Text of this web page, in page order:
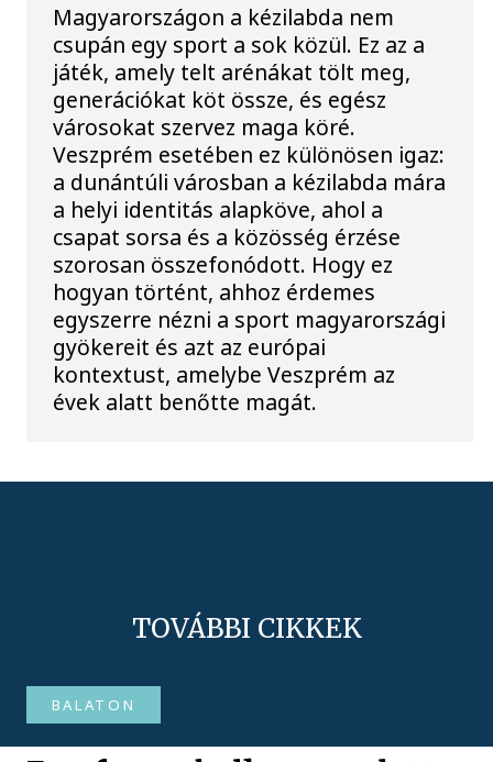
Magyarországon a kézilabda nem
csupán egy sport a sok közül. Ez az a
játék, amely telt arénákat tölt meg,
generációkat köt össze, és egész
városokat szervez maga köré.
Veszprém esetében ez különösen igaz:
a dunántúli városban a kézilabda mára
a helyi identitás alapköve, ahol a
csapat sorsa és a közösség érzése
szorosan összefonódott. Hogy ez
hogyan történt, ahhoz érdemes
egyszerre nézni a sport magyarországi
gyökereit és azt az európai
kontextust, amelybe Veszprém az
évek alatt benőtte magát.
TOVÁBBI CIKKEK
BALATON